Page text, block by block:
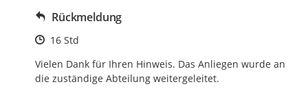
Rückmeldung
Zeitpunkt des Erstellens
16 Std
Vielen Dank für Ihren Hinweis. Das Anliegen wurde an
die zuständige Abteilung weitergeleitet.